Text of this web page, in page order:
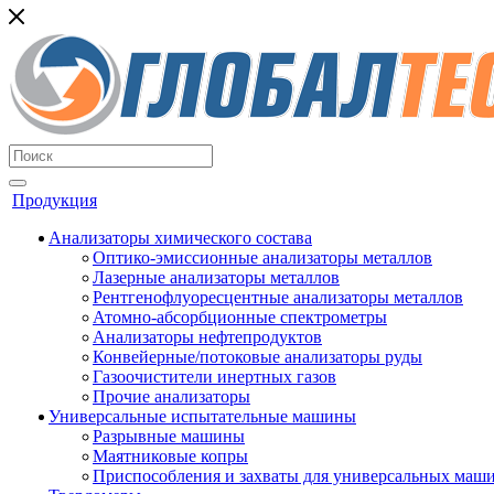
Продукция
Анализаторы химического состава
Оптико-эмиссионные анализаторы металлов
Лазерные анализаторы металлов
Рентгенофлуоресцентные анализаторы металлов
Атомно-абсорбционные спектрометры
Анализаторы нефтепродуктов
Конвейерные/потоковые анализаторы руды
Газоочистители инертных газов
Прочие анализаторы
Универсальные испытательные машины
Разрывные машины
Маятниковые копры
Приспособления и захваты для универсальных